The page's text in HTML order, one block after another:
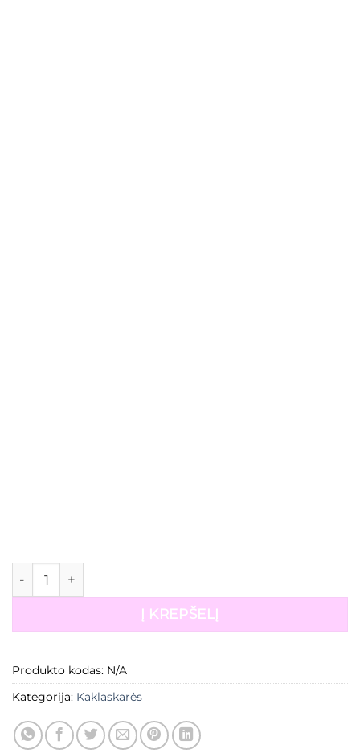
Į KREPŠELĮ
Produkto kodas: N/A
Kategorija: Kaklaskarės